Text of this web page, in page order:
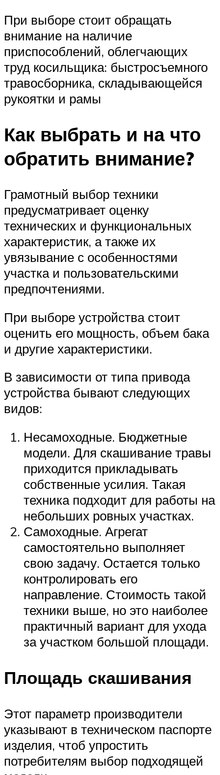
При выборе стоит обращать
внимание на наличие
приспособлений, облегчающих
труд косильщика: быстросъемного
травосборника, складывающейся
рукоятки и рамы
Как выбрать и на что
обратить внимание?
Грамотный выбор техники
предусматривает оценку
технических и функциональных
характеристик, а также их
увязывание с особенностями
участка и пользовательскими
предпочтениями.
При выборе устройства стоит
оценить его мощность, объем бака
и другие характеристики.
В зависимости от типа привода
устройства бывают следующих
видов:
Несамоходные. Бюджетные
модели. Для скашивание травы
приходится прикладывать
собственные усилия. Такая
техника подходит для работы на
небольших ровных участках.
Самоходные. Агрегат
самостоятельно выполняет
свою задачу. Остается только
контролировать его
направление. Стоимость такой
техники выше, но это наиболее
практичный вариант для ухода
за участком большой площади.
Площадь скашивания
Этот параметр производители
указывают в техническом паспорте
изделия, чтоб упростить
потребителям выбор подходящей